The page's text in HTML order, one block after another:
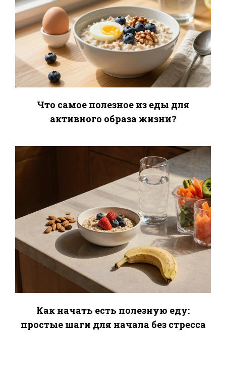
Что самое полезное из еды для
активного образа жизни?
Как начать есть полезную еду:
простые шаги для начала без стресса